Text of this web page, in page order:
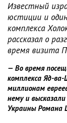
Известный
юстиции и
комплекса
рассказал о
время визита
— Во время
комплекса Яд-
миллионам
нему и
Украины Романа